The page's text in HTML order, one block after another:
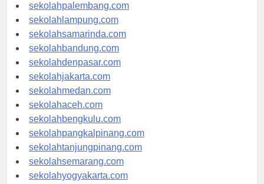
sekolahpalembang.com
sekolahlampung.com
sekolahsamarinda.com
sekolahbandung.com
sekolahdenpasar.com
sekolahjakarta.com
sekolahmedan.com
sekolahaceh.com
sekolahbengkulu.com
sekolahpangkalpinang.com
sekolahtanjungpinang.com
sekolahsemarang.com
sekolahyogyakarta.com